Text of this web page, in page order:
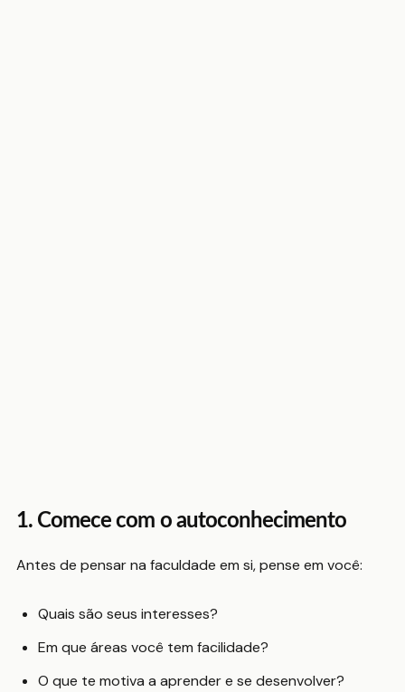
1. Comece com o autoconhecimento
Antes de pensar na faculdade em si, pense em você:
Quais são seus interesses?
Em que áreas você tem facilidade?
O que te motiva a aprender e se desenvolver?